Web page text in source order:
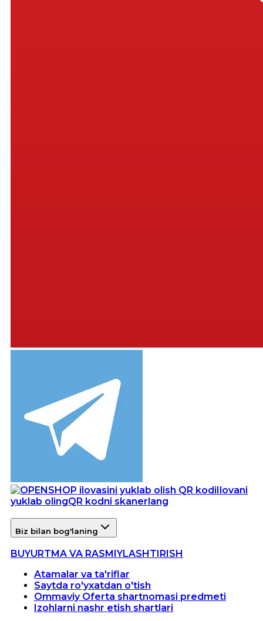
Ilovani
yuklab olingQR kodni skanerlang
Biz bilan bog'laning
BUYURTMA VA RASMIYLASHTIRISH
Atamalar va ta'riflar
Saytda ro'yxatdan o'tish
Ommaviy Oferta shartnomasi predmeti
Izohlarni nashr etish shartlari